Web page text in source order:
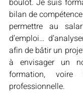
boulot. Je suis
bilan de
permettre au
d’emploi…
afin de bâtir un
à envisager un
formation, voire
professionnelle.